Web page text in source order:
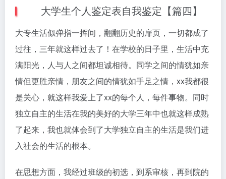
大学生个人鉴定表自我鉴定【篇四】
大专生活似弹指一挥间，翻翻历史的扉页，一切都成了
过往，三年就这样过去了！在学校的日子里，生活中充
满阳光，人与人之间都坦诚相待。同学之间的情犹如亲
情但更胜亲情，朋友之间的情犹如手足之情，xx我都很
是关心，就这样我爱上了xx的每个人，每件事物。同时
独立自主的生活在我的美好的大学三年中也就这样成熟
了起来，我也就体会到了大学独立自主的生活是我们进
入社会的生活的根本。
在思想方面，我经过班级的初选，到系审核，再到院的